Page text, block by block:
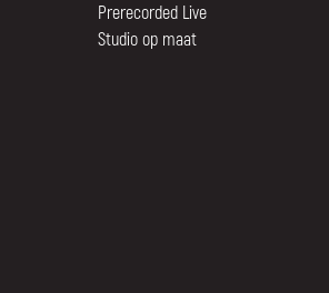
Prerecorded Live
Studio op maat